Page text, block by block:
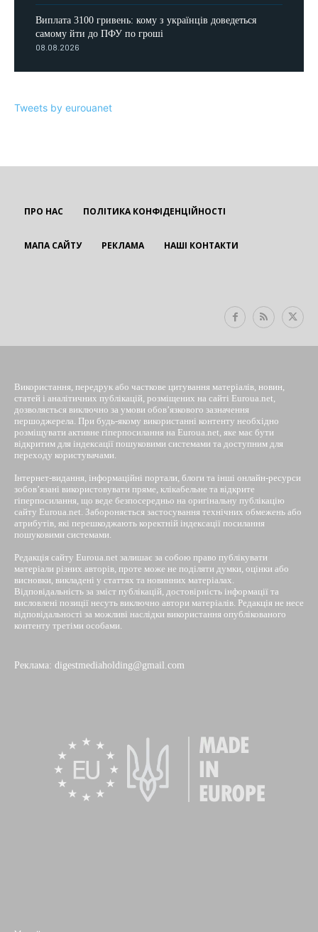
Виплата 3100 гривень: кому з українців доведеться
самому йти до ПФУ по гроші
08.08.2026
Tweets by eurouanet
ПРО НАС ПОЛІТИКА КОНФІДЕНЦІЙНОСТІ
МАПА САЙТУ РЕКЛАМА НАШІ КОНТАКТИ
Використання, передрук або часткове цитування матеріалів, новин,
статей і аналітичних публікацій, розміщених на сайті Euroua.net,
дозволяється виключно за умови обов’язкового зазначення
першоджерела. При будь-якому використанні контенту необхідно
розміщувати активне гіперпосилання на Euroua.net, яке має бути
відкритим для індексації пошуковими системами та доступним для
переходу користувачами.
Інтернет-видання, інформаційні портали, блоги та інші онлайн-ресурси
зобов’язані використовувати пряме, клікабельне та відкрите
гіперпосилання, що веде безпосередньо на оригінальну публікацію
сайту Euroua.net. Забороняється застосування технічних обмежень або
атрибутів, які перешкоджають коректній індексації посилання
пошуковими системами.
Редакція сайту Euroua.net залишає за собою право публікувати
матеріали різних авторів, проте може не поділяти думки, оцінки або
висновки, викладені у статтях та новинних матеріалах.
Відповідальність за зміст публікацій, достовірність інформації та
висловлені позиції несуть виключно автори матеріалів. Редакція не несе
відповідальності за можливі наслідки використання опублікованого
контенту третіми особами.
Реклама: digestmediaholding@gmail.com